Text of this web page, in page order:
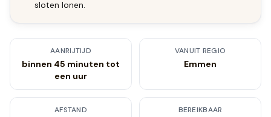
sloten lonen.
AANRIJTIJD
binnen 45 minuten tot
een uur
VANUIT REGIO
Emmen
AFSTAND BEREIKBAAR